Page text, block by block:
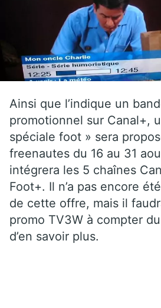
Ainsi que l’indique un
promotionnel sur Canal+,
spéciale foot » sera
freenautes du 16 au 31
intégrera les 5 chaînes
Foot+. Il n’a pas encore
de cette offre, mais il
promo TV3W à compter
d’en savoir plus.